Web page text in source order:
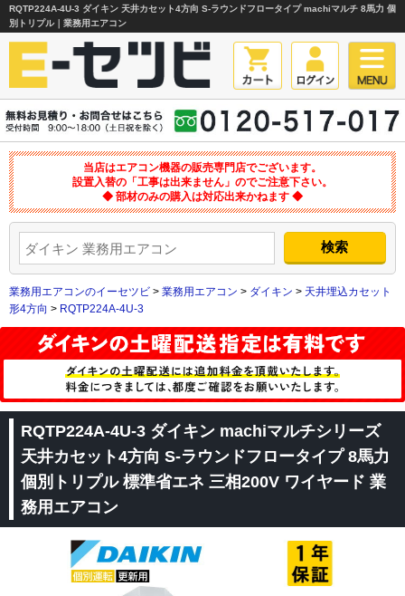
RQTP224A-4U-3 ダイキン 天井カセット4方向 S-ラウンドフロータイプ machiマルチ 8馬力 個
別トリプル｜業務用エアコン
当店はエアコン機器の販売専門店でございます。
設置入替の「工事は出来ません」のでご注意下さい。
◆ 部材のみの購入は対応出来かねます ◆
業務用エアコンのイーセツビ > 業務用エアコン > ダイキン > 天井埋込カセット
形4方向 > RQTP224A-4U-3
RQTP224A-4U-3 ダイキン machiマルチシリーズ
天井カセット4方向 S-ラウンドフロータイプ 8馬力
個別トリプル 標準省エネ 三相200V ワイヤード 業
務用エアコン